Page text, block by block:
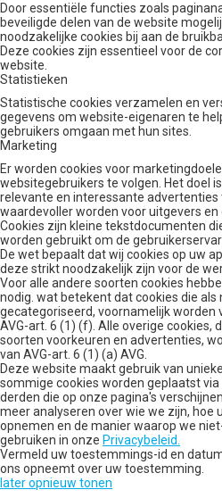
Door essentiële functies zoals
beveiligde delen van de website
noodzakelijke cookies bij aan de
Deze cookies zijn essentieel voor de
website.
Statistieken
Statistische cookies verzamelen en
gegevens om website-eigenaren te
gebruikers omgaan met hun sites.
Marketing
Er worden cookies voor
websitegebruikers te volgen. Het doel
relevante en interessante
waardevoller worden voor uitgevers en
Cookies zijn kleine tekstdocumenten
worden gebruikt om de
De wet bepaalt dat wij cookies op uw
deze strikt noodzakelijk zijn voor de
Voor alle andere soorten cookies
nodig. wat betekent dat cookies die als
gecategoriseerd, voornamelijk worden
AVG-art. 6 (1) (f). Alle overige cookies,
soorten voorkeuren en advertenties,
van AVG-art. 6 (1) (a) AVG.
Deze website maakt gebruik van
sommige cookies worden geplaatst
derden die op onze pagina's verschijnen.
meer analyseren over wie we zijn, hoe
opnemen en de manier waarop we
gebruiken in onze Privacybeleid.
Vermeld uw toestemmings-id en
ons opneemt over uw toestemming.
later opnieuw tonen